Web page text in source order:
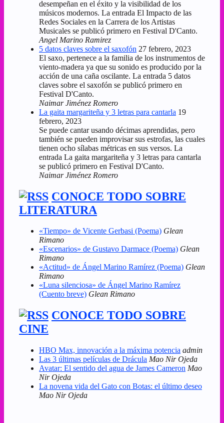
desempeñan en el éxito y la visibilidad de los
músicos modernos. La entrada El Impacto de las
Redes Sociales en la Carrera de los Artistas
Musicales se publicó primero en Festival D'Canto.
Angel Marino Ramirez
5 datos claves sobre el saxofón 27 febrero, 2023
El saxo, pertenece a la familia de los instrumentos de
viento-madera ya que su sonido es producido por la
acción de una caña oscilante. La entrada 5 datos
claves sobre el saxofón se publicó primero en
Festival D'Canto.
Naimar Jiménez Romero
La gaita margariteña y 3 letras para cantarla 19
febrero, 2023
Se puede cantar usando décimas aprendidas, pero
también se pueden improvisar sus estrofas, las cuales
tienen ocho sílabas métricas en sus versos. La
entrada La gaita margariteña y 3 letras para cantarla
se publicó primero en Festival D'Canto.
Naimar Jiménez Romero
CONOCE TODO SOBRE
LITERATURA
«Tiempo» de Vicente Gerbasi (Poema) Glean
Rimano
«Escenarios» de Gustavo Darmace (Poema) Glean
Rimano
«Actitud» de Ángel Marino Ramírez (Poema) Glean
Rimano
«Luna silenciosa» de Ángel Marino Ramírez
(Cuento breve) Glean Rimano
CONOCE TODO SOBRE
CINE
HBO Max, innovación a la máxima potencia admin
Las 3 últimas películas de Drácula Mao Nir Ojeda
Avatar: El sentido del agua de James Cameron Mao
Nir Ojeda
La novena vida del Gato con Botas: el último deseo
Mao Nir Ojeda